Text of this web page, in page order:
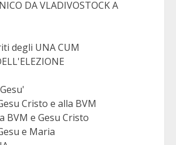
DA VLADIVOSTOCK A
degli UNA CUM
Cristo e alla BVM
BVM e Gesu Cristo
e Maria